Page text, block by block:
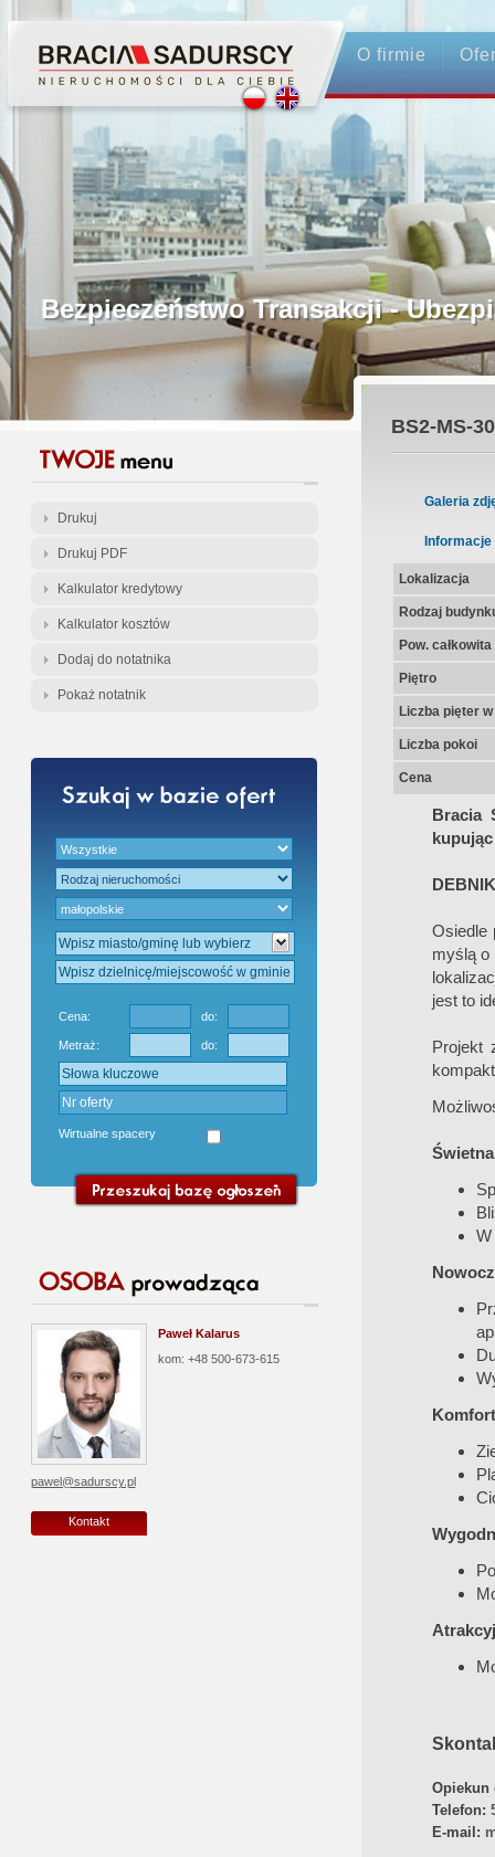
O firmie
Profesjonalne Pośrednictwo
Bezpieczeństwo Transakcji -
Licencjonowani Pośrednicy
Gwarancja Zwrotu Zadatku
Gratis - Przedwstępna Umowa
Drukuj
Drukuj PDF
Kalkulator kredytowy
Kalkulator kosztów
Dodaj do notatnika
Pokaż notatnik
Cena: do:
Metraż: do:
Wirtualne spacery
Paweł Kalarus
kom: +48 500-673-615
pawel@sadurscy.pl
Kontakt
BS2-MS-
Galeria
Informacje
Lokalizacja
Rodzaj
Pow.
Piętro
Liczba pięter
Liczba pokoi
Cena
Bracia
Osiedle
myślą o
jest to
Projekt
W
Opiekun
Telefon:
E-mail: